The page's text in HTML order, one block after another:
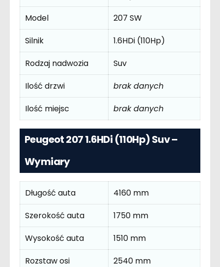
Model
207 SW
Silnik
1.6HDi (110Hp)
Rodzaj nadwozia
Suv
Ilość drzwi
brak danych
Ilość miejsc
brak danych
Peugeot 207 1.6HDi (110Hp) Suv –
Wymiary
Długość auta
4160 mm
Szerokość auta
1750 mm
Wysokość auta
1510 mm
Rozstaw osi
2540 mm